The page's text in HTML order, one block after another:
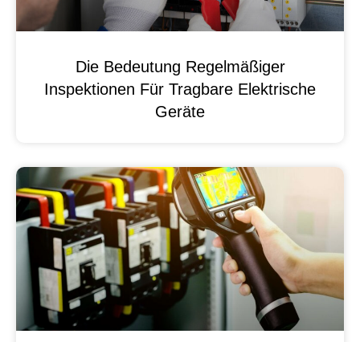
Die Bedeutung Regelmäßiger
Inspektionen Für Tragbare Elektrische
Geräte